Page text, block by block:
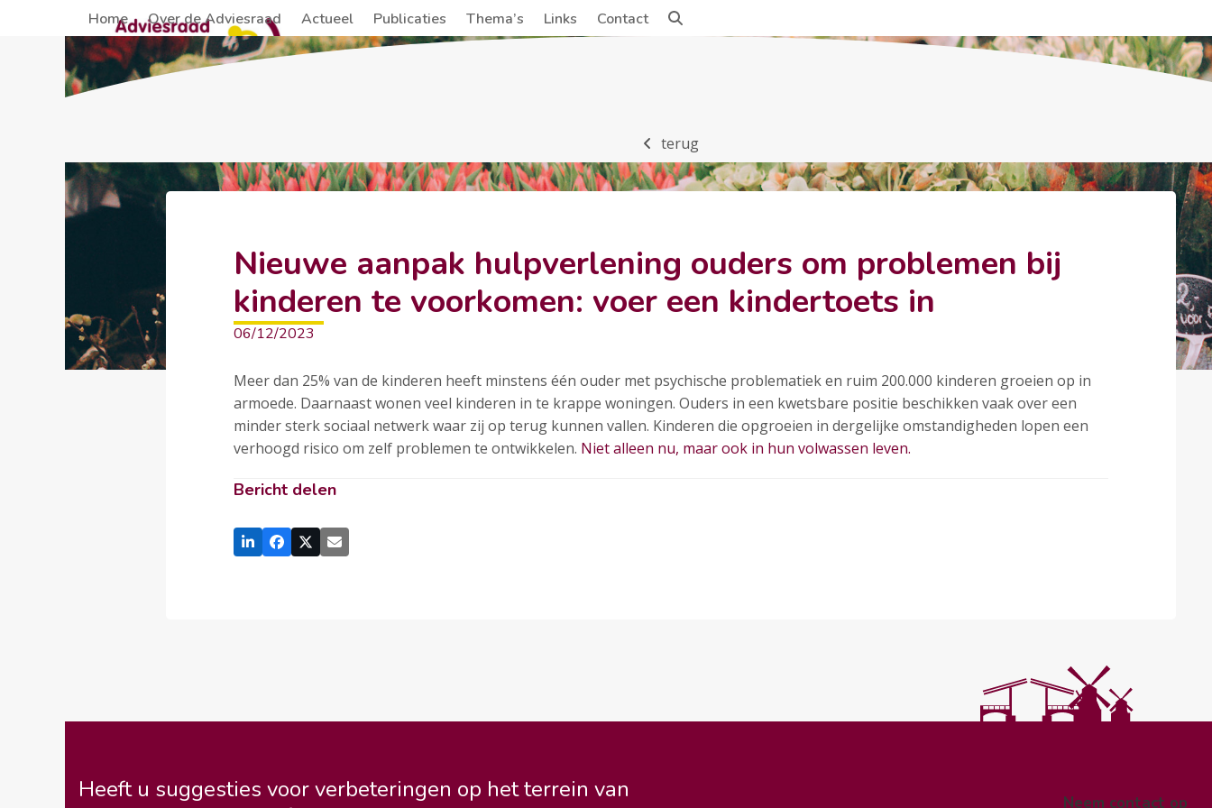
Home Over de Adviesraad Actueel Publicaties Thema’s Links Contact
terug
Nieuwe aanpak hulpverlening ouders om problemen bij
kinderen te voorkomen: voer een kindertoets in
06/12/2023
Meer dan 25% van de kinderen heeft minstens één ouder met psychische problematiek en ruim 200.000 kinderen groeien op in
armoede. Daarnaast wonen veel kinderen in te krappe woningen. Ouders in een kwetsbare positie beschikken vaak over een
minder sterk sociaal netwerk waar zij op terug kunnen vallen. Kinderen die opgroeien in dergelijke omstandigheden lopen een
verhoogd risico om zelf problemen te ontwikkelen. Niet alleen nu, maar ook in hun volwassen leven.
Bericht delen
Heeft u suggesties voor verbeteringen op het terrein van
Neem contact op